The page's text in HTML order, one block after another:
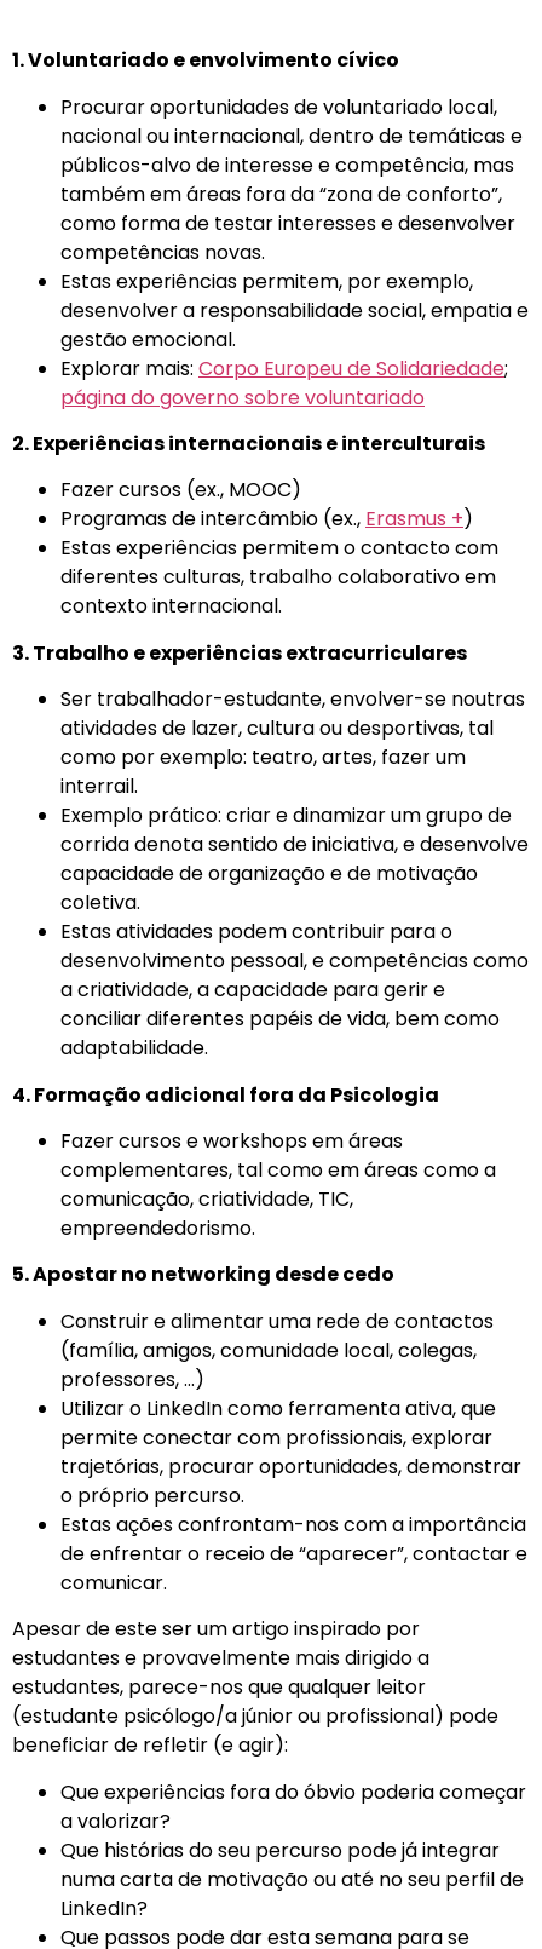
1. Voluntariado e envolvimento cívico
Procurar oportunidades de voluntariado local,
nacional ou internacional, dentro de temáticas e
públicos-alvo de interesse e competência, mas
também em áreas fora da “zona de conforto”,
como forma de testar interesses e desenvolver
competências novas.
Estas experiências permitem, por exemplo,
desenvolver a responsabilidade social, empatia e
gestão emocional.
Explorar mais: Corpo Europeu de Solidariedade;
página do governo sobre voluntariado
2. Experiências internacionais e interculturais
Fazer cursos (ex., MOOC)
Programas de intercâmbio (ex., Erasmus +)
Estas experiências permitem o contacto com
diferentes culturas, trabalho colaborativo em
contexto internacional.
3. Trabalho e experiências extracurriculares
Ser trabalhador-estudante, envolver-se noutras
atividades de lazer, cultura ou desportivas, tal
como por exemplo: teatro, artes, fazer um
interrail.
Exemplo prático: criar e dinamizar um grupo de
corrida denota sentido de iniciativa, e desenvolve
capacidade de organização e de motivação
coletiva.
Estas atividades podem contribuir para o
desenvolvimento pessoal, e competências como
a criatividade, a capacidade para gerir e
conciliar diferentes papéis de vida, bem como
adaptabilidade.
4. Formação adicional fora da Psicologia
Fazer cursos e workshops em áreas
complementares, tal como em áreas como a
comunicação, criatividade, TIC,
empreendedorismo.
5. Apostar no networking desde cedo
Construir e alimentar uma rede de contactos
(família, amigos, comunidade local, colegas,
professores, …)
Utilizar o LinkedIn como ferramenta ativa, que
permite conectar com profissionais, explorar
trajetórias, procurar oportunidades, demonstrar
o próprio percurso.
Estas ações confrontam-nos com a importância
de enfrentar o receio de “aparecer”, contactar e
comunicar.
Apesar de este ser um artigo inspirado por
estudantes e provavelmente mais dirigido a
estudantes, parece-nos que qualquer leitor
(estudante psicólogo/a júnior ou profissional) pode
beneficiar de refletir (e agir):
Que experiências fora do óbvio poderia começar
a valorizar?
Que histórias do seu percurso pode já integrar
numa carta de motivação ou até no seu perfil de
LinkedIn?
Que passos pode dar esta semana para se